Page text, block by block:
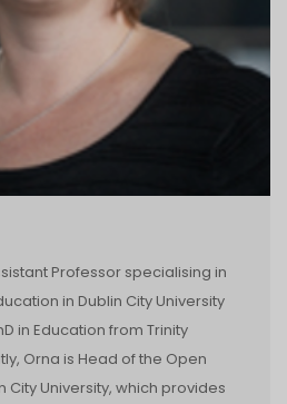
Professor specialising in
in Dublin City University
in Education from Trinity
Orna is Head of the Open
City University, which provides